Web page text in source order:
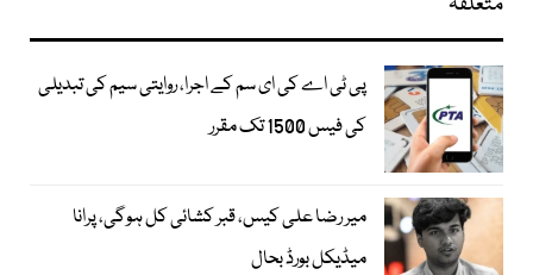
پی ٹی اے کی ای سم کے اجرا، روایتی سیم کی تبدیلی
کی فیس 1500 تک مقرر
میر رضا علی کیس، قبر کشائی کل ہوگی، پرانا
میڈیکل بورڈ بحال